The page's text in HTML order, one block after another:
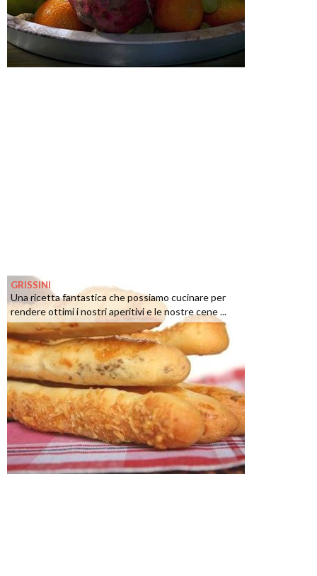
GRISSINI
Una ricetta fantastica che possiamo cucinare per
rendere ottimi i nostri aperitivi e le nostre cene ...